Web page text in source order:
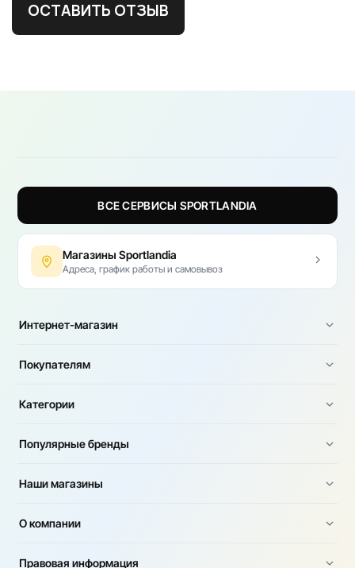
ОСТАВИТЬ ОТЗЫВ
ВСЕ СЕРВИСЫ SPORTLANDIA
Магазины Sportlandia
Адреса, график работы и самовывоз
Интернет-магазин
Покупателям
Категории
Популярные бренды
Наши магазины
О компании
Правовая информация